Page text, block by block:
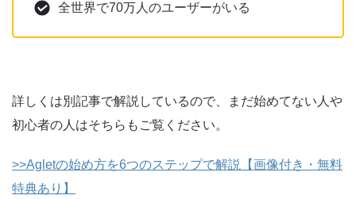
全世界で70万人のユーザーがいる
詳しくは別記事で解説しているので、まだ始めてない人や
初心者の人はそちらもご覧ください。
>>Agletの始め方を6つのステップで解説【画像付き・無料
特典あり】